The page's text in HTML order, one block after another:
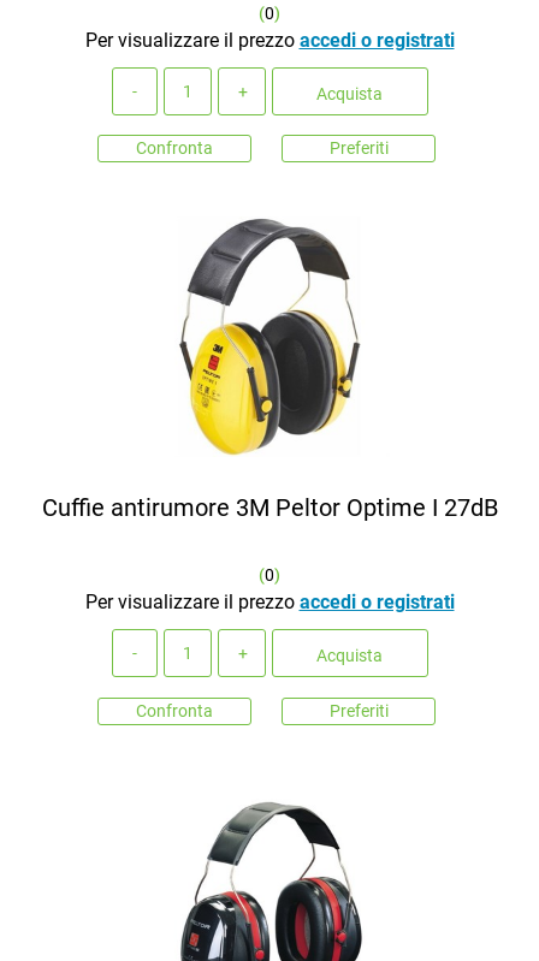
(0)
Per visualizzare il prezzo accedi o registrati
Acquista
Confronta Preferiti
Cuffie antirumore 3M Peltor Optime I 27dB
(0)
Per visualizzare il prezzo accedi o registrati
Acquista
Confronta Preferiti